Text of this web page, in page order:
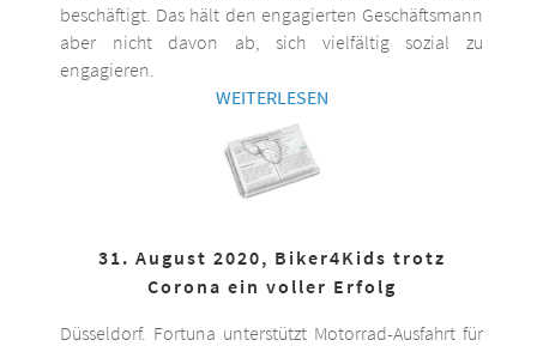
beschäftigt. Das hält den engagierten Geschäftsmann
aber nicht davon ab, sich vielfältig sozial zu
engagieren.
WEITERLESEN
31. August 2020, Biker4Kids trotz
Corona ein voller Erfolg
Düsseldorf. Fortuna unterstützt Motorrad-Ausfahrt für